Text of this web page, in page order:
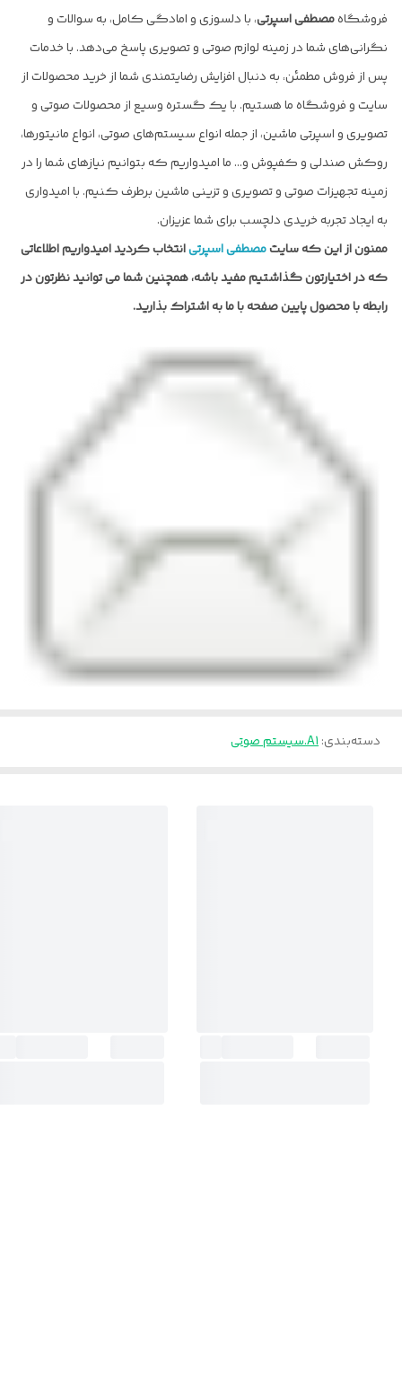
فروشگاهمصطفی اسپرتی، با دلسوزی و امادگی کامل، به سوالات و
نگرانی‌های شما در زمینه لوازم صوتی و تصویری پاسخ می‌دهد. با خدمات
پس از فروش مطمئن، به دنبال افزایش رضایتمندی شما از خرید محصولات از
سایت و فروشگاه ما هستیم. با یک گستره وسیع از محصولات صوتی و
تصویری و اسپرتی ماشین، از جمله انواع سیستم‌های صوتی، انواع مانیتورها،
روکش صندلی و کفپوش و… ما امیدواریم که بتوانیم نیازهای شما را در
زمینه تجهیزات صوتی و تصویری و تزینی ماشین برطرف کنیم. با امیدواری
به ایجاد تجربه خریدی دلچسب برای شما عزیزان.
ممنون از این که سایتمصطفی اسپرتیانتخاب کردید امیدواریم اطلاعاتی
که در اختیارتون گذاشتیم مفید باشه، همچنین شما می توانید نظرتون در
رابطه با محصول پایین صفحه با ما به اشتراک بذارید.
دسته‌بندی:A1.سیستم صوتی